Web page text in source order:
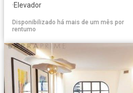
·Elevador
Disponibilizado há mais de um mês por
rentumo